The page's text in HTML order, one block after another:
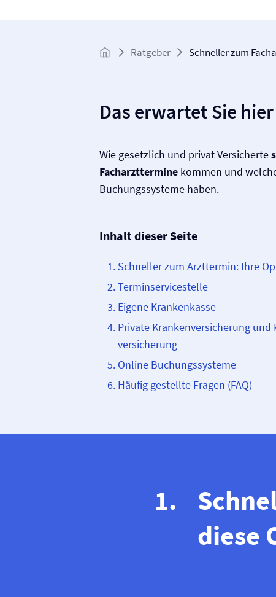
Ratgeber Schneller zum
Das erwartet Sie hier
Wie gesetzlich und privat Versicherte
Facharzttermine kommen und
Buchungssysteme haben.
Inhalt dieser Seite
Schneller zum Arzttermin: Ihre
Terminservicestelle
Eigene Krankenkasse
Private Kranken­­versicherung
versicherung
Online Buchungssysteme
Häufig gestellte Fragen (FAQ)
diese